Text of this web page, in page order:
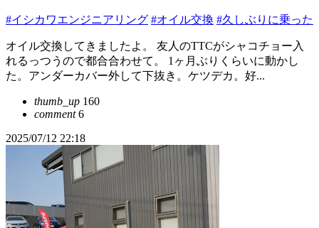
#イシカワエンジニアリング #オイル交換 #久しぶりに乗った
オイル交換してきましたよ。 友人のTTCがシャコチョー入
れるっつうので都合合わせて。 1ヶ月ぶりくらいに動かし
た。アンダーカバー外して下抜き。ケツデカ。好...
thumb_up 160
comment6
2025/07/12 22:18